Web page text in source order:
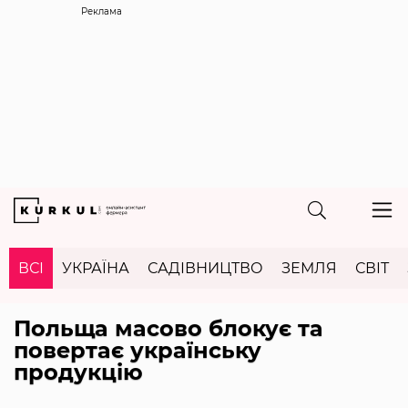
Реклама
ВСІ УКРАЇНА САДІВНИЦТВО ЗЕМЛЯ СВІТ
Польща масово блокує та
повертає українську
продукцію